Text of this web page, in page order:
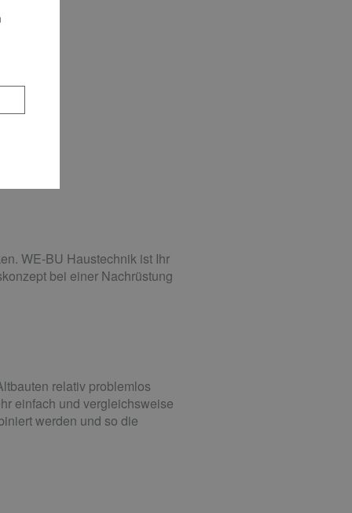
WE-BU Haustechnik ist Ihr
bei einer Nachrüstung
relativ problemlos
einfach und vergleichsweise
werden und so die